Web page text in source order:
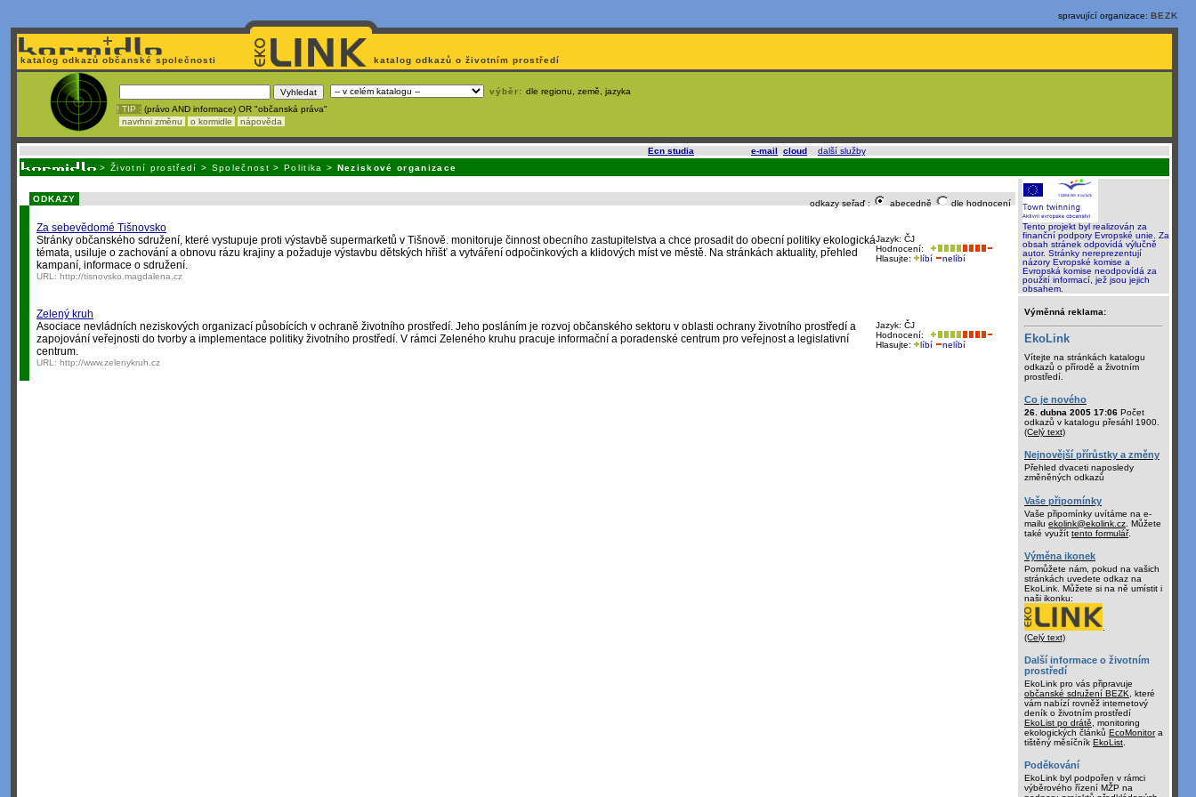
spravující organizace: BEZK
katalog odkazů občanské společnosti katalog odkazů o životním prostředí
výběr: dle regionu, země, jazyka
! TIP : (právo AND informace) OR "občanská práva"
navrhni změnu
o kormidle nápověda
Ecn studia e-mail cloud další služby.
> Životní prostředí > Společnost >Politika > Neziskové organizace
odkazy seřaď : abecedně dle hodnocení
ODKAZY
Za sebevědomé Tišnovsko
Jazyk: ČJ
Hodnocení:
Hlasujte:
líbí nelíbí
Stránky občanského sdružení, které vystupuje proti výstavbě supermarketů v Tišnově. monitoruje činnost obecního zastupitelstva a chce prosadit do obecní politiky ekologická
témata, usiluje o zachování a obnovu rázu krajiny a požaduje výstavbu dětských hřišť a vytváření odpočinkových a klidových míst ve městě. Na stránkách aktuality, přehled
kampaní, informace o sdružení.
URL: http://tisnovsko.magdalena.cz
Zelený kruh
Jazyk: ČJ
Hodnocení:
Hlasujte:
líbí nelíbí
Asociace nevládních neziskových organizací působících v ochraně životního prostředí. Jeho posláním je rozvoj občanského sektoru v oblasti ochrany životního prostředí a
zapojování veřejnosti do tvorby a implementace politiky životního prostředí. V rámci Zeleného kruhu pracuje informační a poradenské centrum pro veřejnost a legislativní
centrum.
URL: http://www.zelenykruh.cz
Tento projekt byl realizován za
finanční podpory Evropské unie. Za
obsah stránek odpovídá výlučně
autor. Stránky nereprezentují
názory Evropské komise a
Evropská komise neodpovídá za
použití informací, jež jsou jejich
obsahem.
Výměnná reklama:
EkoLink
Vítejte na stránkách katalogu
odkazů o přírodě a životním
prostředí.
Co je nového
26. dubna 2005 17:06 Počet
odkazů v katalogu přesáhl 1900.
(Celý text)
Nejnovější přírůstky a změny
Přehled dvaceti naposledy
změněných odkazů
Vaše připomínky
Vaše připomínky uvítáme na e-
mailu ekolink@ekolink.cz . Můžete
také využít tento formulář.
Výměna ikonek
Pomůžete nám, pokud na vašich
stránkách uvedete odkaz na
EkoLink. Můžete si na ně umístit i
naši ikonku:
(Celý text)
Další informace o životním
prostředí
EkoLink pro vás připravuje
občanské sdružení BEZK , které
vám nabízí rovněž internetový
deník o životním prostředí
EkoList po drátě , monitoring
ekologických článků EcoMonitora
tištěný měsíčník EkoList
Poděkování
EkoLink byl podpořen v rámci
výběrového řízení MŽP na